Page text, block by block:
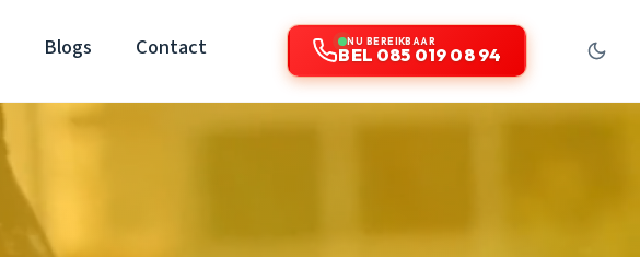
Blogs Contact NU BEREIKBAAR
BEL 085 019 08 94